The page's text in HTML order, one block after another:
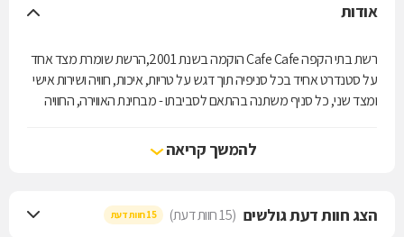
אודות
רשת בתי הקפה Cafe Cafe הוקמה בשנת 2001,הרשת שומרת מצד אחד
על סטנדרט אחיד בכל סניפיה תוך דגש על טריות, איכות, חוויה ושירות אישי
ומצד שני, כל סניף משתנה בהתאם לסביבתו - מבחינת האווירה, החוויה
להמשך קריאה
הצג חוות דעת גולשים (15 חוות דעת) 15 חוות דעת